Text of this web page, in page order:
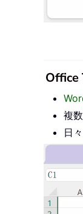
Office
複
日